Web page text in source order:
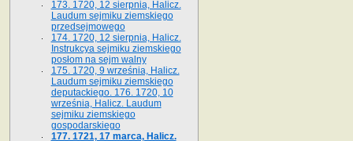
173. 1720, 12 sierpnia, Halicz.
Laudum sejmiku ziemskiego
przedsejmowego
174. 1720, 12 sierpnia, Halicz.
Instrukcya sejmiku ziemskiego
posłom na sejm walny
175. 1720, 9 września, Halicz.
Laudum sejmiku ziemskiego
deputackiego. 176. 1720, 10
września, Halicz. Laudum
sejmiku ziemskiego
gospodarskiego
177. 1721, 17 marca, Halicz.